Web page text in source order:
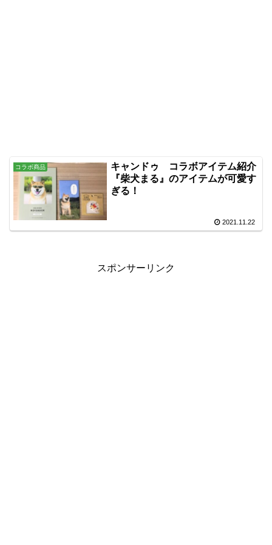
コラボ商品
キャンドゥ コラボアイテム紹介
『柴犬まる』のアイテムが可愛す
ぎる！
2021.11.22
スポンサーリンク